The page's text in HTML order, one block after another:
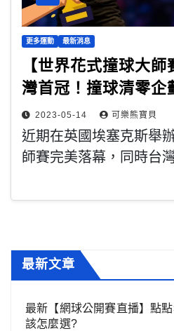
更多運動 最新消息
【世界花式撞球大
灣首冠！撞球清零企
2023-05-14 可樂熊寶貝
近期在英國埃塞克斯舉
師賽完美落幕，同時台
最新文章
最新【網球公開賽直播】點
該怎麼選?